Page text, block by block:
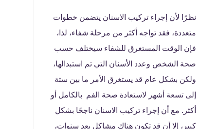
نظرًا لأن إجراء تركيب الاسنان يتضمن خطوات
متعددة، فقد تواجه أكثر من مرحلة شفاء، لذا،
فإن الوقت المستغرق للشفاء سيختلف حسب
صحة الشخص وعدد الأسنان التي تم استبدالها،
ولكن بشكل عام قد يستغرق الأمر ما بين ستة
إلى تسعة أشهر لاستعادة صحة الفم بالكامل أو
أكثر. مع أن إجراء تركيب الاسنان ناجحًا بشكل
كبير، إلا أن قد تكون هناك مشاكل بعد سنوات،